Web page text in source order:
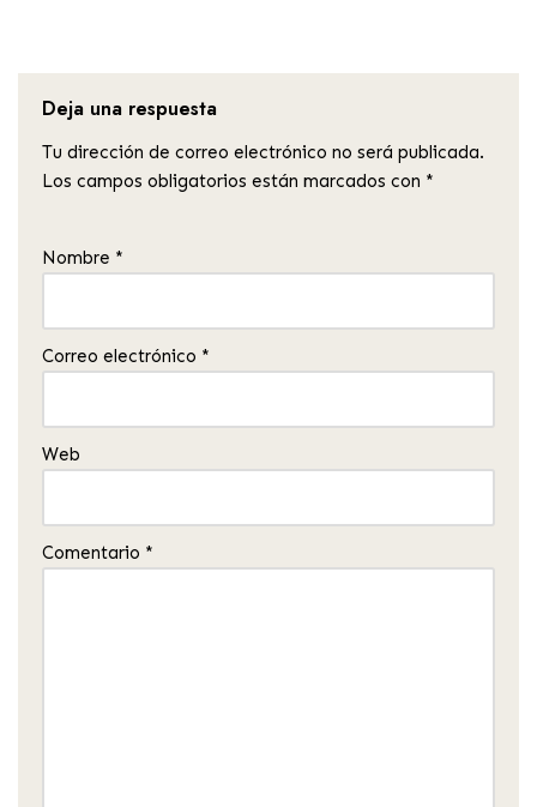
Deja una respuesta
Tu dirección de correo electrónico no será publicada.
Los campos obligatorios están marcados con *
Nombre *
Correo electrónico *
Web
Comentario *